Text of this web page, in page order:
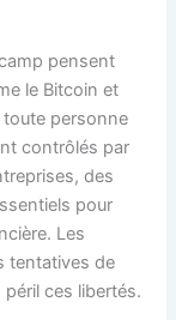
pensent
le Bitcoin et
toute personne
contrôlés par
des
pour
Les
tentatives de
ces libertés.